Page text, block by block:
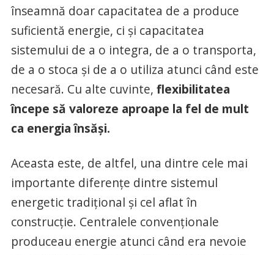
înseamnă doar capacitatea de a produce
suficientă energie, ci și capacitatea
sistemului de a o integra, de a o transporta,
de a o stoca și de a o utiliza atunci când este
necesară. Cu alte cuvinte, flexibilitatea
începe să valoreze aproape la fel de mult
ca energia însăși.
Aceasta este, de altfel, una dintre cele mai
importante diferențe dintre sistemul
energetic tradițional și cel aflat în
construcție. Centralele convenționale
produceau energie atunci când era nevoie